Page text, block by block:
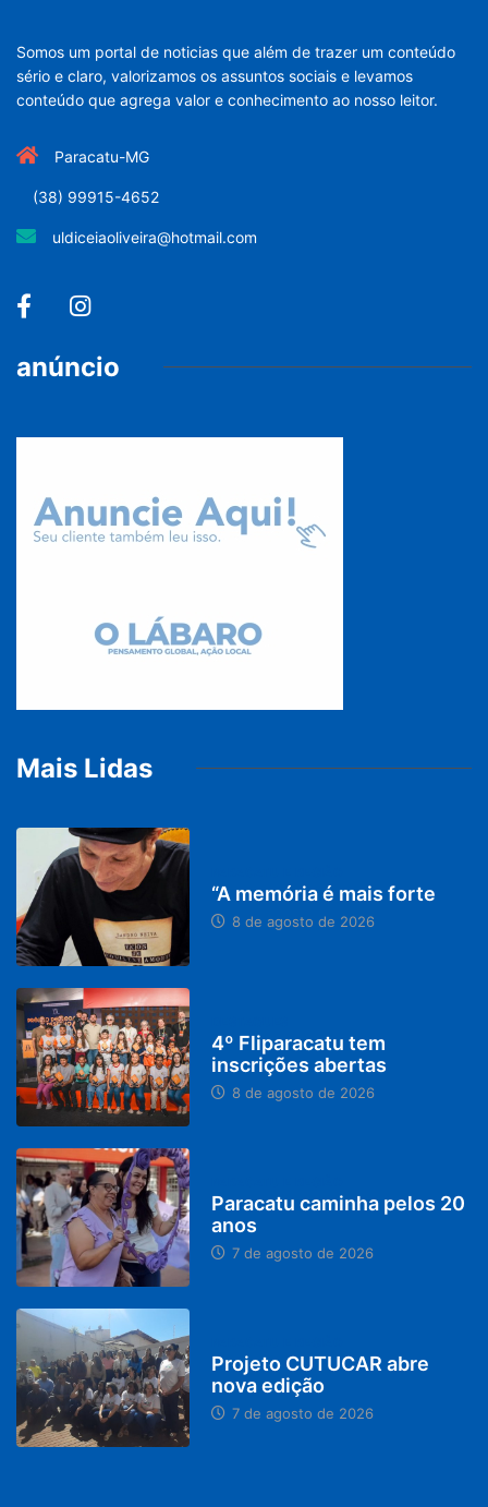
Somos um portal de noticias que além de trazer um conteúdo
sério e claro, valorizamos os assuntos sociais e levamos
conteúdo que agrega valor e conhecimento ao nosso leitor.
Paracatu-MG
(38) 99915-4652
uldiceiaoliveira@hotmail.com
anúncio
Mais Lidas
“A memória é mais forte
8 de agosto de 2026
4º Fliparacatu tem
inscrições abertas
8 de agosto de 2026
Paracatu caminha pelos 20
anos
7 de agosto de 2026
Projeto CUTUCAR abre
nova edição
7 de agosto de 2026